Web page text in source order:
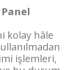
kolay hâle
işlemleri,